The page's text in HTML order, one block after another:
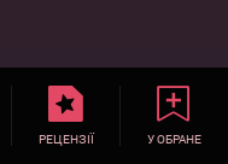
РЕЦЕНЗІЇ У ОБРАНЕ